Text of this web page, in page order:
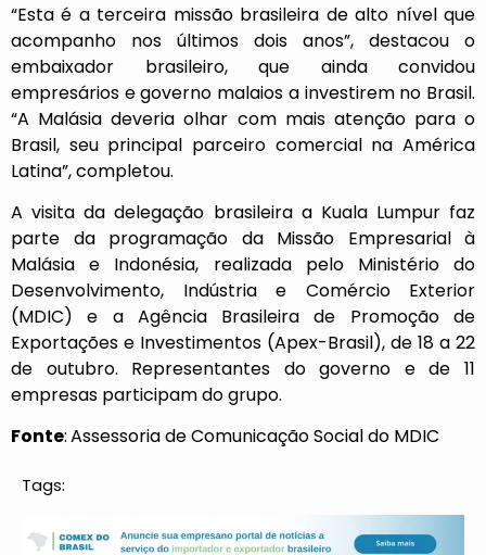
“Esta é a terceira missão brasileira de alto nível que
acompanho nos últimos dois anos”, destacou o
embaixador brasileiro, que ainda convidou
empresários e governo malaios a investirem no Brasil.
“A Malásia deveria olhar com mais atenção para o
Brasil, seu principal parceiro comercial na América
Latina”, completou.
A visita da delegação brasileira a Kuala Lumpur faz
parte da programação da Missão Empresarial à
Malásia e Indonésia, realizada pelo Ministério do
Desenvolvimento, Indústria e Comércio Exterior
(MDIC) e a Agência Brasileira de Promoção de
Exportações e Investimentos (Apex-Brasil), de 18 a 22
de outubro. Representantes do governo e de 11
empresas participam do grupo.
Fonte:Assessoria de Comunicação Social do MDIC
Tags: